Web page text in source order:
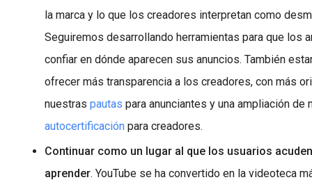
la marca y lo que los creadores interpretan como
Seguiremos desarrollando herramientas para que los
confiar en dónde aparecen sus anuncios. También
ofrecer más transparencia a los creadores, con más
nuestras pautas para anunciantes y una ampliación de
autocertificación para creadores.
Continuar como un lugar al que los usuarios
aprender. YouTube se ha convertido en la videoteca